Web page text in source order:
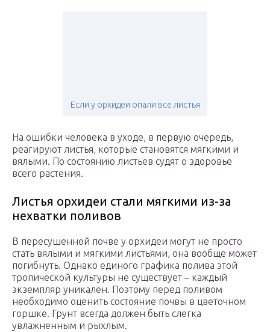
Если у орхидеи опали все листья
На ошибки человека в уходе, в первую очередь,
реагируют листья, которые становятся мягкими и
вялыми. По состоянию листьев судят о здоровье
всего растения.
Листья орхидеи стали мягкими из-за
нехватки поливов
В пересушенной почве у орхидеи могут не просто
стать вялыми и мягкими листьями, она вообще может
погибнуть. Однако единого графика полива этой
тропической культуры не существует – каждый
экземпляр уникален. Поэтому перед поливом
необходимо оценить состояние почвы в цветочном
горшке. Грунт всегда должен быть слегка
увлажненным и рыхлым.